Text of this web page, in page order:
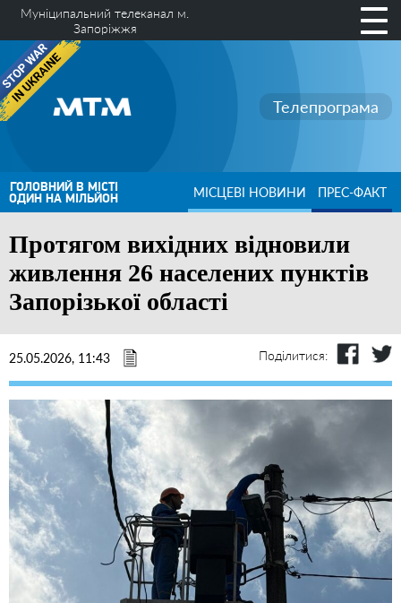
Муніципальний телеканал м.
Запоріжжя
Телепрограма
ГОЛОВНИЙ В МІСТІ
ОДИН НА МІЛЬЙОН МІСЦЕВІ НОВИНИ ПРЕС-ФАКТ
Протягом вихідних відновили
живлення 26 населених пунктів
Запорізької області
25.05.2026, 11:43 Поділитися: